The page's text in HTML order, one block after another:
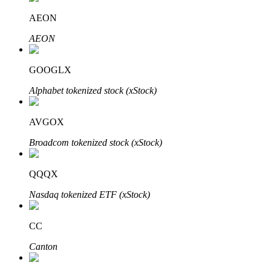
Блокировки BTR
Сервис заимствований, обеспеченных криптовалютой
AEON
AEON
GOOGLX
Alphabet tokenized stock (xStock)
AVGOX
Broadcom tokenized stock (xStock)
QQQX
Nasdaq tokenized ETF (xStock)
CC
Canton